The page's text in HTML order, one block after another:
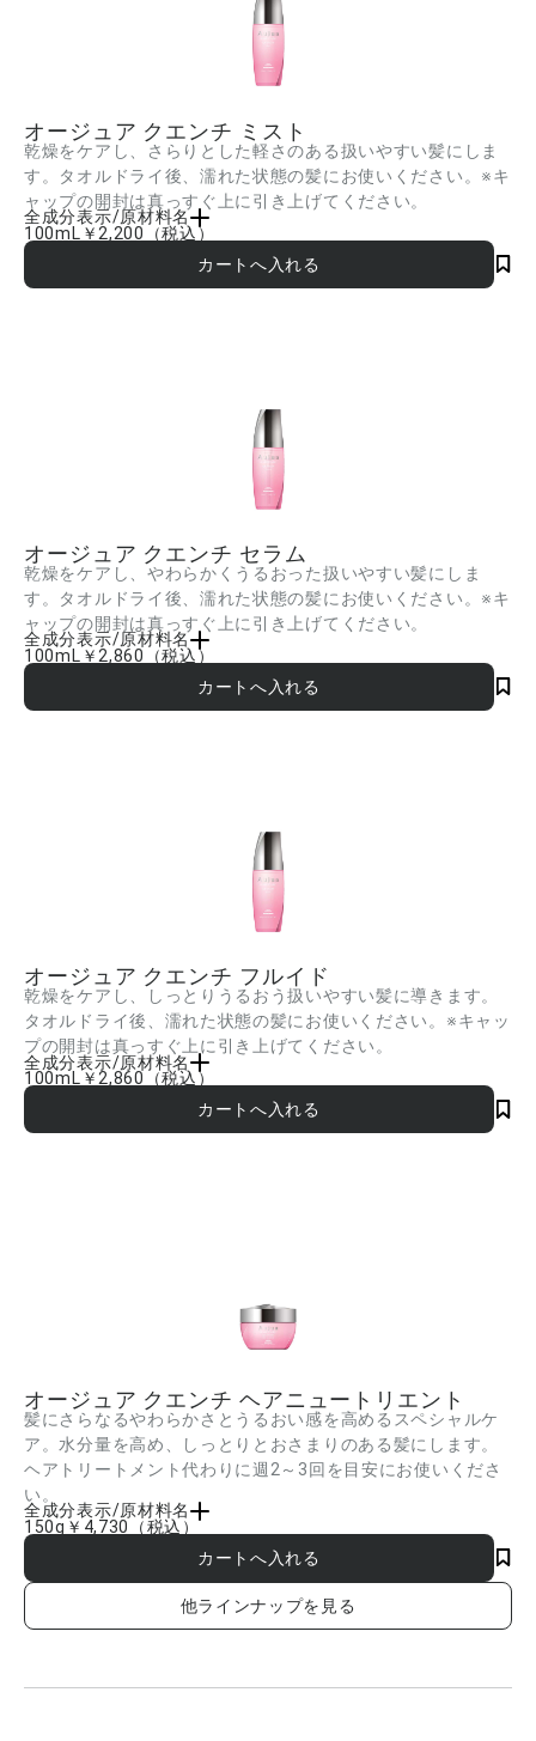
オージュア クエンチ ミスト
乾燥をケアし、さらりとした軽さのある扱いやすい髪にしま
す。タオルドライ後、濡れた状態の髪にお使いください。※キ
ャップの開封は真っすぐ上に引き上げてください。
全成分表示/原材料名
水、BG、エタノール、ジメチコノール、イソノナン酸イソトリデシル、PEG-20、ト
レハロース、ビサボロール、グルコシルヘスペリジン、イソステアリン酸イソステア
リル、スクワラン、グリコシルトレハロース、加水分解水添デンプン、水酸化レシチ
100mL ￥2,200 （税込）
オージュア クエンチ セラム
乾燥をケアし、やわらかくうるおった扱いやすい髪にしま
す。タオルドライ後、濡れた状態の髪にお使いください。※キ
ャップの開封は真っすぐ上に引き上げてください。
全成分表示/原材料名
シクロメチコン、ジメチコン、イソノナン酸イソトリデシル、PEG-20、トレハロー
ス、ビサボロール、グルコシルヘスペリジン、イソステアリン酸イソステアリル、ス
クワラン、安息香酸アルキル(C12-15)、ミネラルオイル、ラウリルベタイン、PPG-4
100mL ￥2,860 （税込）
オージュア クエンチ フルイド
乾燥をケアし、しっとりうるおう扱いやすい髪に導きます。
タオルドライ後、濡れた状態の髪にお使いください。※キャッ
プの開封は真っすぐ上に引き上げてください。
全成分表示/原材料名
水、シクロメチコン、ジメチコン、DPG、安息香酸アルキル(C12-15)、タマリンドガ
ム、セテス-150、ラウレス-2、ラウレス-9、イソノナン酸イソトリデシル、PEG-20、
トレハロース、ビサボロール、グルコシルヘスペリジン、イソステアリン酸イソステ
100mL ￥2,860 （税込）
オージュア クエンチ ヘアニュートリエント
髪にさらなるやわらかさとうるおい感を高めるスペシャルケ
ア。水分量を高め、しっとりとおさまりのある髪にします。
ヘアトリートメント代わりに週2～3回を目安にお使いくださ
い。
全成分表示/原材料名
水、ハチミツ、セタノール、シクロメチコン、セトリモニウムブロミド、ヒマワリ種
子油、テトラオクタン酸ペンタエリスリチル、ステアリルアルコール、ジメチコン、
エタノール、アミノエチルアミノプロピルジメチコン、アモジメチコン、イソノナン
酸イソトリデシル、PEG-20、トレハロース、イソステアリン酸イソステアリル、スク
ワラン、クオタニウム-33、ヒアルロン酸Na、リン酸トリセチル、ジステアリン酸ス
クロース、ジココジモニウムクロリド、ステアルトリモニウムクロリド、BG、BHT、
150g ￥4,730 （税込）
他ラインナップを見る